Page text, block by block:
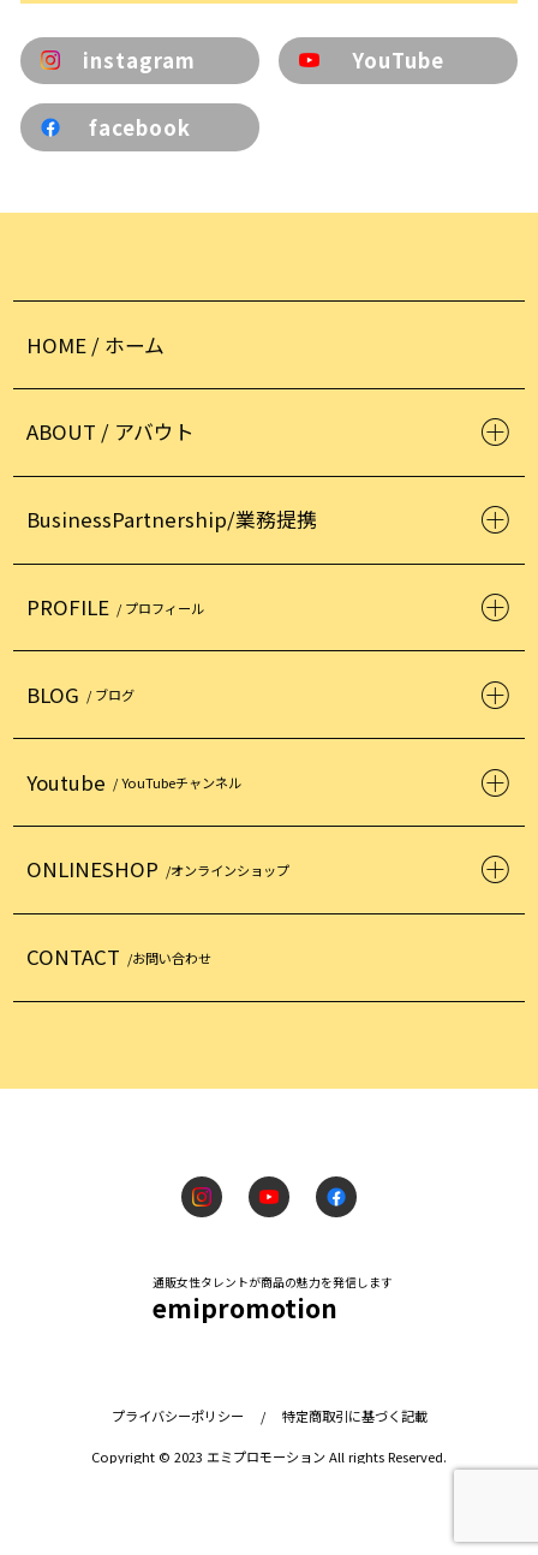
instagram YouTube
facebook
HOME / ホーム
ABOUT / アバウト
BusinessPartnership/業務提携
PROFILE / プロフィール
BLOG / ブログ
Youtube / YouTubeチャンネル
ONLINESHOP /オンラインショップ
CONTACT /お問い合わせ
通販女性タレントが商品の魅力を発信します
emipromotion
プライバシーポリシー / 特定商取引に基づく記載
Copyright © 2023 エミプロモーション All rights Reserved.